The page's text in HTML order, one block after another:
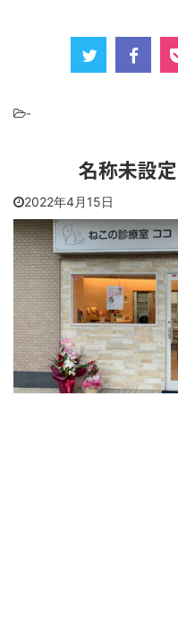
-
名称未設
2022年4月15日